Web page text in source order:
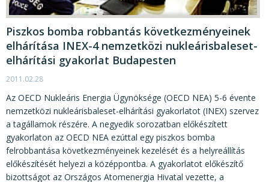
Piszkos bomba robbantás következményeinek
elhárítása INEX-4 nemzetközi nukleárisbaleset-
elhárítási gyakorlat Budapesten
2011.02.28
Az OECD Nukleáris Energia Ügynöksége (OECD NEA) 5-6 évente
nemzetközi nukleárisbaleset-elhárítási gyakorlatot (INEX) szervez
a tagállamok részére. A negyedik sorozatban előkészített
gyakorlaton az OECD NEA ezúttal egy piszkos bomba
felrobbantása következményeinek kezelését és a helyreállítás
előkészítését helyezi a középpontba. A gyakorlatot előkészítő
bizottságot az Országos Atomenergia Hivatal vezette, a